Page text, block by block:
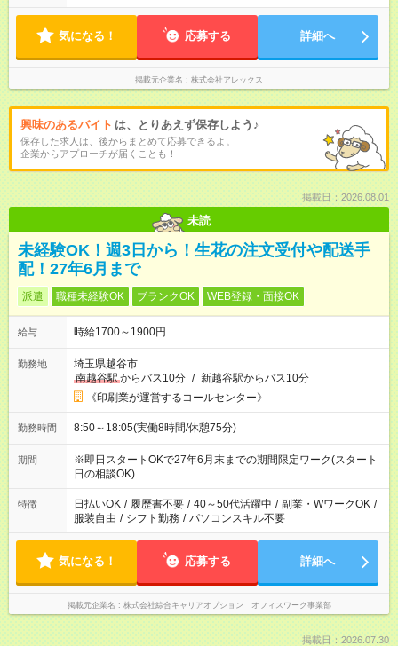
気になる！ 応募する 詳細へ
掲載元企業名 株式会社アレックス
興味のあるバイト は、とりあえず保存しよう♪
保存した求人は、後からまとめて応募できるよ。
企業からアプローチが届くことも！
掲載日：2026.08.01
未読
未経験OK！週3日から！生花の注文受付や配送手
配！27年6月まで
派遣 職種未経験OK ブランクOK WEB登録・面接OK
給与 時給1700～1900円
勤務地
埼玉県越谷市
南越谷駅からバス10分 / 新越谷駅からバス10分
《印刷業が運営するコールセンター》
勤務時間 8:50～18:05(実働8時間/休憩75分)
期間
※即日スタートOKで27年6月末までの期間限定ワーク(スタート
日の相談OK)
特徴 日払いOK / 履歴書不要 / 40～50代活躍中 / 副業・WワークOK /
服装自由 / シフト勤務 / パソコンスキル不要
気になる！ 応募する 詳細へ
掲載元企業名 株式会社綜合キャリアオプション オフィスワーク事業部
掲載日：2026.07.30